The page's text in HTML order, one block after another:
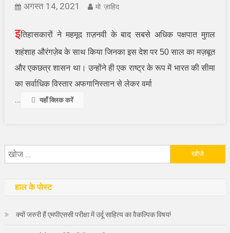
अगस्त 14, 2021 मो. ज़ाहिद
इतिहासकारों ने महमूद ग़ज़नवी के बाद सबसे अधिक पक्षपात मुग़ल
शहंशाह औरंगज़ेब के साथ किया जिनका इस देश पर 50साल का मज़बूत
और एकछत्र शासन था। उन्होंने ही एक राष्ट्र के रूप में भारत की सीमा
का सर्वाधिक विस्तार अफगानिस्तान से लेकर वर्मा
… यहाँ क्लिक करें
हाल के पोस्ट
क्यों जरुरी हैं एमपीएससी परीक्षा में उर्दू साहित्य का वैकल्पिक विषय!